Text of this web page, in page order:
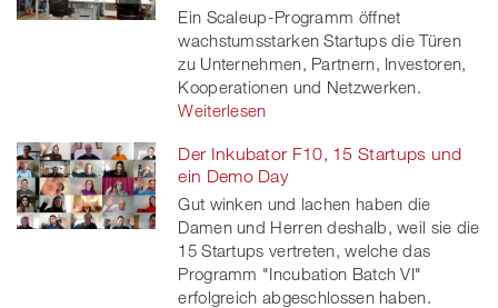
Ein Scaleup-Programm öffnet
wachstumsstarken Startups die Türen
zu Unternehmen, Partnern, Investoren,
Kooperationen und Netzwerken.
Weiterlesen
Der Inkubator F10, 15 Startups und
ein Demo Day
Gut winken und lachen haben die
Damen und Herren deshalb, weil sie die
15 Startups vertreten, welche das
Programm "Incubation Batch VI"
erfolgreich abgeschlossen haben.